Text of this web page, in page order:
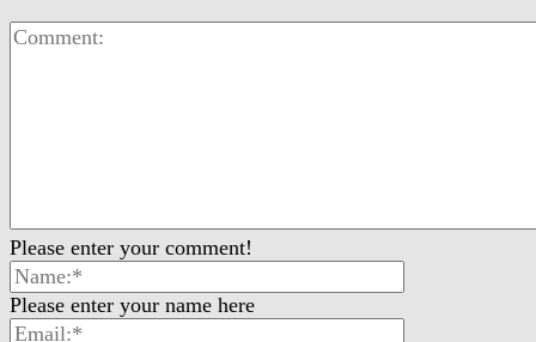
Please enter your comment!
Please enter your name here